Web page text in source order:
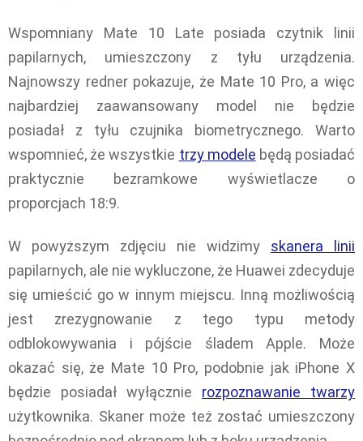
Wspomniany Mate 10 Late posiada czytnik linii
papilarnych, umieszczony z tyłu urządzenia.
Najnowszy redner pokazuje, że Mate 10 Pro, a więc
najbardziej zaawansowany model nie będzie
posiadał z tyłu czujnika biometrycznego. Warto
wspomnieć, że wszystkie trzy modele będą posiadać
praktycznie bezramkowe wyświetlacze o
proporcjach 18:9.
W powyższym zdjęciu nie widzimy skanera linii
papilarnych, ale nie wykluczone, że Huawei zdecyduje
się umieścić go w innym miejscu. Inną możliwością
jest zrezygnowanie z tego typu metody
odblokowywania i pójście śladem Apple. Może
okazać się, że Mate 10 Pro, podobnie jak iPhone X
będzie posiadał wyłącznie rozpoznawanie twarzy
użytkownika. Skaner może też zostać umieszczony